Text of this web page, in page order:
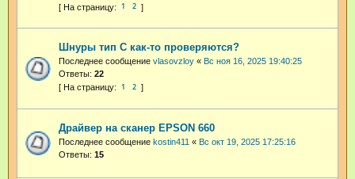
1 2
Шнуры тип С как-то проверяются?
Последнее сообщение vlasovzloy « Вс ноя 16, 2025 19:40:25
Ответы: 22
1 2
Драйвер на сканер EPSON 660
Последнее сообщение kostin411 « Вс окт 19, 2025 17:25:16
Ответы: 15